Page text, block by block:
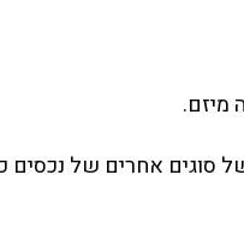
המבקש לבצע השקעה של לפחות 300,000 אירו ברכישת שילוב של